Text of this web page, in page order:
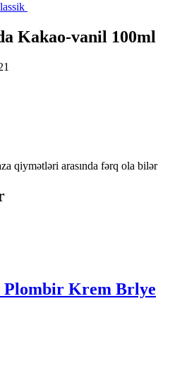
Kakao-vanil 100ml
qiymətləri arasında fərq ola bilər
Krem Brlye